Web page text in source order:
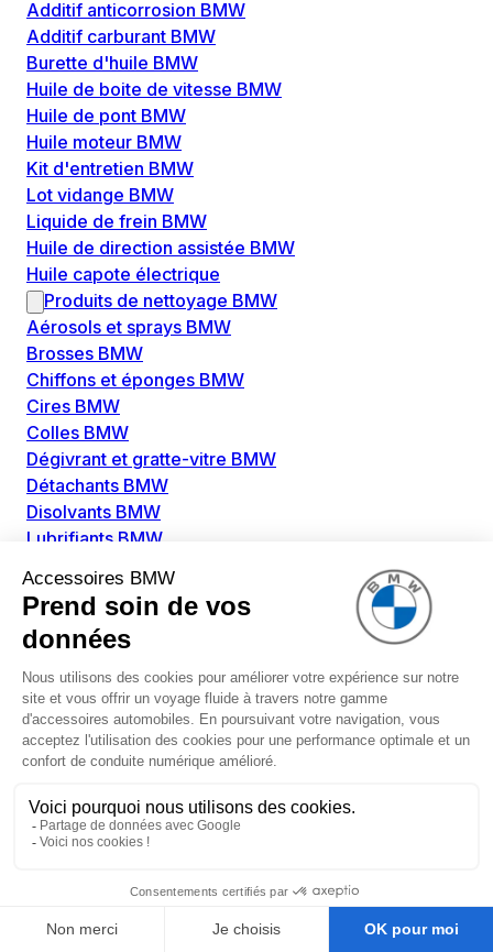
Additif anticorrosion BMW
Additif carburant BMW
Burette d'huile BMW
Huile de boite de vitesse BMW
Huile de pont BMW
Huile moteur BMW
Kit d'entretien BMW
Lot vidange BMW
Liquide de frein BMW
Huile de direction assistée BMW
Huile capote électrique
Produits de nettoyage BMW
Aérosols et sprays BMW
Brosses BMW
Chiffons et éponges BMW
Cires BMW
Colles BMW
Dégivrant et gratte-vitre BMW
Détachants BMW
Disolvants BMW
Lubrifiants BMW
Nettoyant extérieur BMW
Pièces détachées BMW
Alimentation Carburant BMW
Boitier papillon BMW
Faisceau de câble pour réservoir avec pompe
d'aspiration BMW
Injecteur BMW
Pompe à carburant BMW
Pompe diesel BMW
Allumage / Préchauffage BMW
Boitier de préchauffage BMW
Amortissement BMW